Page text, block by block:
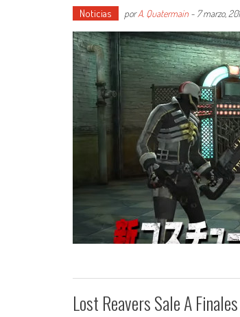
Noticias porA. Quatermain - 7 marzo,
Lost Reavers Sale A